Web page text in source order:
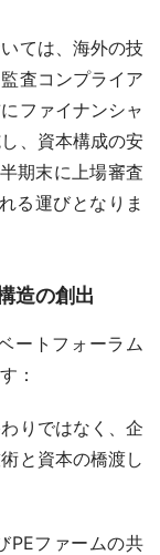
ては、海外の技
査コンプライア
ファイナンシャ
、資本構成の安
期末に上場審査
る運びとなりま
造の創出
ートフォーラム
：
りではなく、企
と資本の橋渡し
PEファームの共